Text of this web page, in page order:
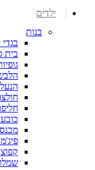
ילדים
בנות
בגדי
בית